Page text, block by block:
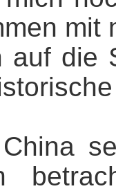
mit
auf die